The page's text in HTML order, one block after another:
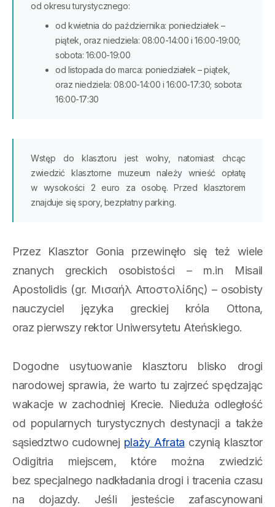
od okresu turystycznego:
od kwietnia do października: poniedziałek –
piątek, oraz niedziela: 08:00-14:00 i 16:00-19:00;
sobota: 16:00-19:00
od listopada do marca: poniedziałek – piątek,
oraz niedziela: 08:00-14:00 i 16:00-17:30; sobota:
16:00-17:30
Wstęp do klasztoru jest wolny, natomiast chcąc
zwiedzić klasztorne muzeum należy wnieść opłatę
w wysokości 2 euro za osobę. Przed klasztorem
znajduje się spory, bezpłatny parking.
Przez Klasztor Gonia przewinęło się też wiele
znanych greckich osobistości – m.in Misail
Apostolidis (gr. Μισαήλ Αποστολίδης) – osobisty
nauczyciel języka greckiej króla Ottona,
oraz pierwszy rektor Uniwersytetu Ateńskiego.
Dogodne usytuowanie klasztoru blisko drogi
narodowej sprawia, że warto tu zajrzeć spędzając
wakacje w zachodniej Krecie. Nieduża odległość
od popularnych turystycznych destynacji a także
sąsiedztwo cudownej plaży Afrata czynią klasztor
Odigitria miejscem, które można zwiedzić
bez specjalnego nadkładania drogi i tracenia czasu
na dojazdy. Jeśli jesteście zafascynowani